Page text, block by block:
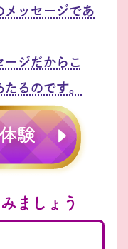
メッセージであ
ージだからこ
るのです。
ましょう